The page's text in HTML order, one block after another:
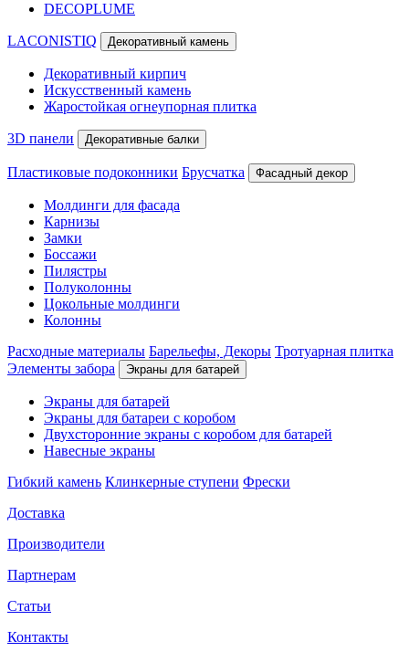
DECOPLUME
LACONISTIQ Декоративный камень
Декоративный кирпич
Искусственный камень
Жаростойкая огнеупорная плитка
3D панели Декоративные балки
Пластиковые подоконники Брусчатка Фасадный декор
Молдинги для фасада
Карнизы
Замки
Боссажи
Пилястры
Полуколонны
Цокольные молдинги
Колонны
Расходные материалы Барельефы, Декоры Тротуарная плитка
Элементы забора
Экраны для батарей
Экраны для батарей
Экраны для батареи с коробом
Двухсторонние экраны с коробом для батарей
Навесные экраны
Гибкий камень Клинкерные ступени Фрески
Доставка
Производители
Партнерам
Статьи
Контакты